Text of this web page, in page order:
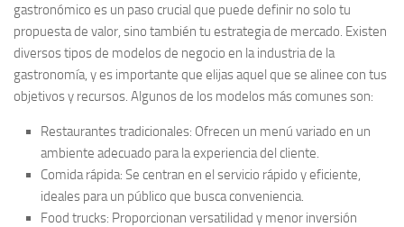
gastronómico es un paso crucial que puede definir no solo tu
propuesta de valor, sino también tu estrategia de mercado. Existen
diversos tipos de modelos de negocio en la industria de la
gastronomía, y es importante que elijas aquel que se alinee con tus
objetivos y recursos. Algunos de los modelos más comunes son:
Restaurantes tradicionales: Ofrecen un menú variado en un
ambiente adecuado para la experiencia del cliente.
Comida rápida: Se centran en el servicio rápido y eficiente,
ideales para un público que busca conveniencia.
Food trucks: Proporcionan versatilidad y menor inversión